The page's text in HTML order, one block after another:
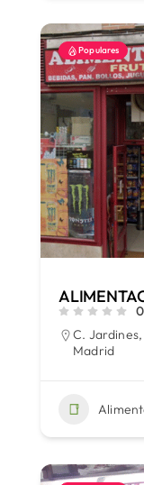
Populares
C.
Madrid